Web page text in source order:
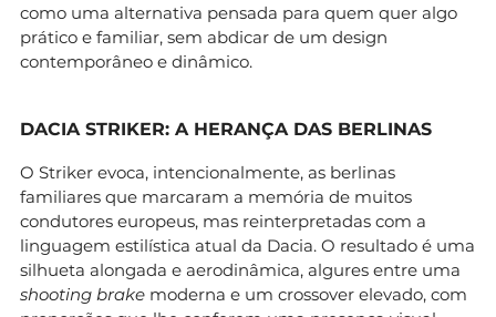
como uma alternativa pensada para quem quer algo
prático e familiar, sem abdicar de um design
contemporâneo e dinâmico.
DACIA STRIKER: A HERANÇA DAS BERLINAS
O Striker evoca, intencionalmente, as berlinas
familiares que marcaram a memória de muitos
condutores europeus, mas reinterpretadas com a
linguagem estilística atual da Dacia. O resultado é uma
silhueta alongada e aerodinâmica, algures entre uma
shooting brake moderna e um crossover elevado, com